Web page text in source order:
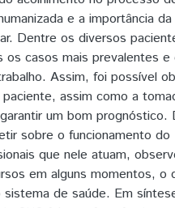
e a importância
Dentre os diversos
os casos mais prevalentes
Assim, foi possível
paciente, assim como a
um bom
sobre o funcionamento
que nele atuam,
em alguns momentos, o
sistema de saúde. Em